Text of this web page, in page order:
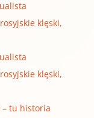
klęski,
klęski,
– tu historia